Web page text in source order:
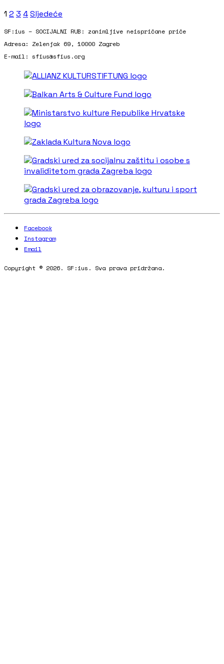
1 2 3 4Sljedeće
SF:ius – SOCIJALNI RUB: zanimljive neispričane priče
Adresa: Zelenjak 69, 10000 Zagreb
E-mail: sfius@sfius.org
Facebook
Instagram
Email
Copyright © 2026. SF:ius. Sva prava pridržana.